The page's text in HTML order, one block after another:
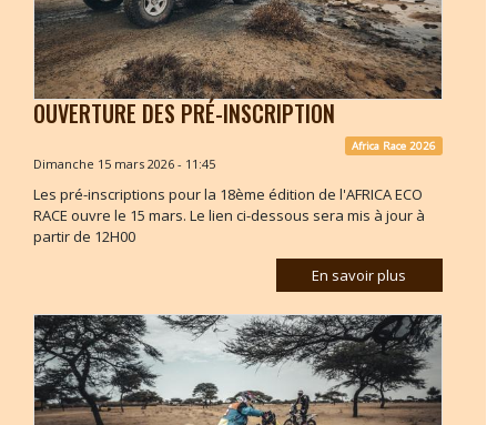
OUVERTURE DES PRÉ-INSCRIPTION
Africa Race 2026
Dimanche 15 mars 2026 - 11:45
Les pré-inscriptions pour la 18ème édition de l'AFRICA ECO
RACE ouvre le 15 mars. Le lien ci-dessous sera mis à jour à
partir de 12H00
En savoir plus